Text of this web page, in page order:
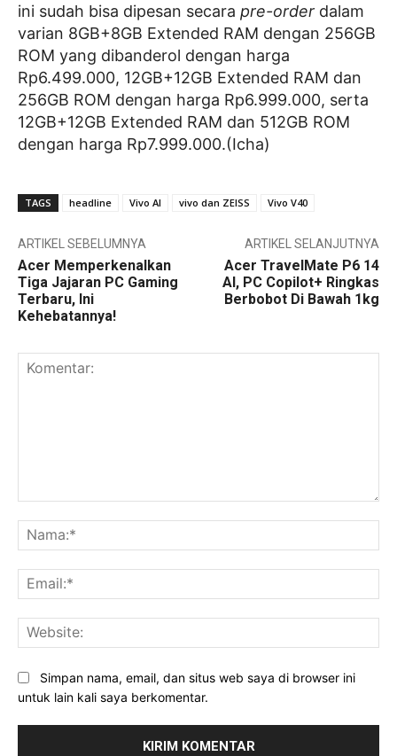
ini sudah bisa dipesan secara pre-order dalam
varian 8GB+8GB Extended RAM dengan 256GB
ROM yang dibanderol dengan harga
Rp6.499.000, 12GB+12GB Extended RAM dan
256GB ROM dengan harga Rp6.999.000, serta
12GB+12GB Extended RAM dan 512GB ROM
dengan harga Rp7.999.000.(Icha)
TAGS headline Vivo AI vivo dan ZEISS Vivo V40
ARTIKEL SEBELUMNYA
Acer Memperkenalkan
Tiga Jajaran PC Gaming
Terbaru, Ini
Kehebatannya!
ARTIKEL SELANJUTNYA
Acer TravelMate P6 14
AI, PC Copilot+ Ringkas
Berbobot Di Bawah 1kg
Simpan nama, email, dan situs web saya di browser ini
untuk lain kali saya berkomentar.